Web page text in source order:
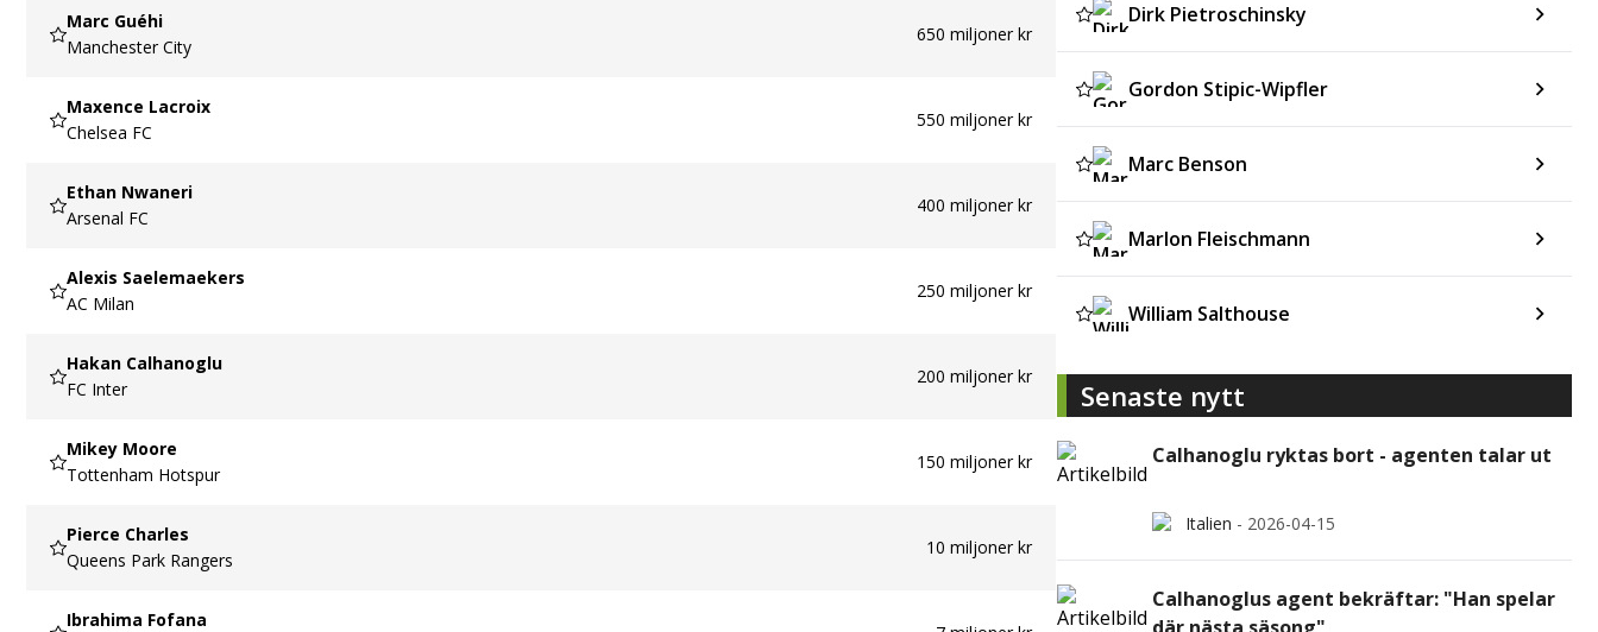
Marc Guéhi
Manchester City
650 miljoner kr
Maxence Lacroix
Chelsea FC
550 miljoner kr
Ethan Nwaneri
Arsenal FC
400 miljoner kr
Alexis Saelemaekers
AC Milan
250 miljoner kr
Hakan Calhanoglu
FC Inter
200 miljoner kr
Mikey Moore
Tottenham Hotspur
150 miljoner kr
Pierce Charles
Queens Park Rangers
10 miljoner kr
Ibrahima Fofana
Dirk Pietroschinsky
Gordon Stipic-Wipfler
Marc Benson
Marlon Fleischmann
William Salthouse
Senaste nytt
Calhanoglu ryktas bort - agenten talar ut
Italien - 2026-04-15
Calhanoglus agent bekräftar: "Han spelar